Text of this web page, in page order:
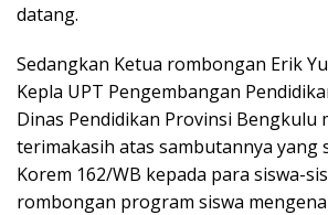
datang.
Sedangkan Ketua rombongan Erik
Kepla UPT Pengembangan
Dinas Pendidikan Provinsi Bengkulu
terimakasih atas sambutannya yang
Korem 162/WB kepada para siswa-
rombongan program siswa